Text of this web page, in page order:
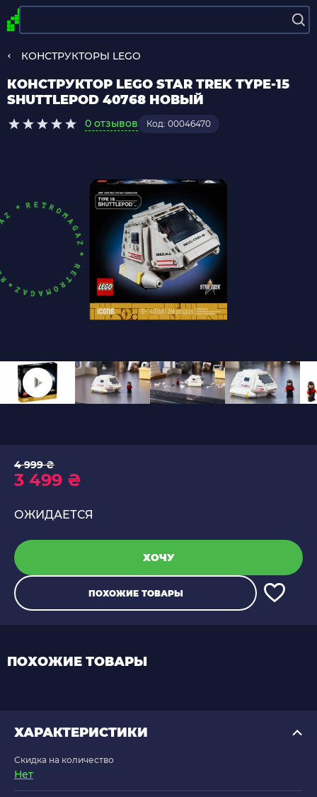
КОНСТРУКТОРЫ LEGO
КОНСТРУКТОР LEGO STAR TREK TYPE-15
SHUTTLEPOD 40768 НОВЫЙ
0 отзывов Код: 00046470
3 499 ₴
4 999 ₴
ОЖИДАЕТСЯ
ХОЧУ
ПОХОЖИЕ ТОВАРЫ
ПОХОЖИЕ ТОВАРЫ
ХАРАКТЕРИСТИКИ
Скидка на количество
Нет